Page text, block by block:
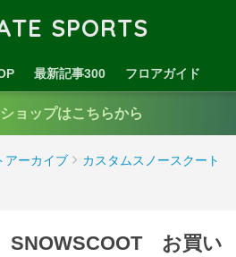
SPORTS
最新記事300 フロアガイド
ョップはこちらから
アーカイブ カスタムスノースクート
お買い